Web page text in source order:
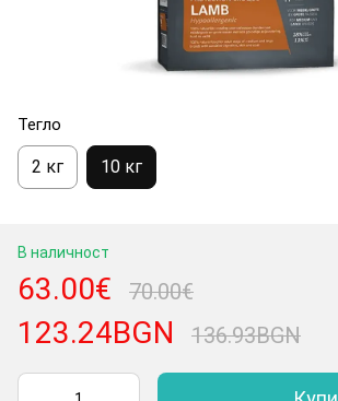
Тегло
2 кг 10 кг
В наличност
63.00€ 70.00€
123.24BGN 136.93BGN